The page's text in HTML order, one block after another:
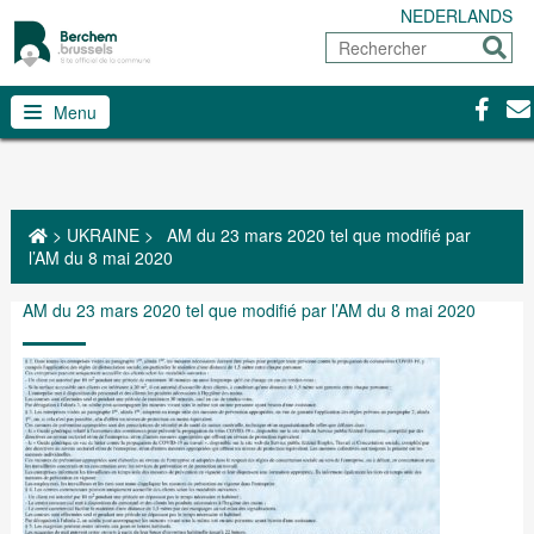
NEDERLANDS
Rechercher
Menu
> UKRAINE> AM du 23 mars 2020 tel que modifié par
l’AM du 8 mai 2020
AM du 23 mars 2020 tel que modifié par l’AM du 8 mai 2020